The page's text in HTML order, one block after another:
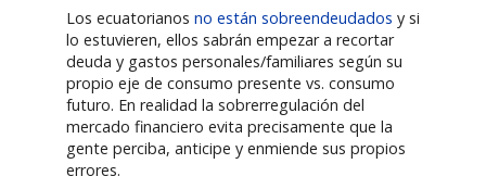
Los ecuatorianosno están sobreendeudados y si
lo estuvieren, ellos sabrán empezar a recortar
deuda y gastos personales/familiares según su
propio eje de consumo presente vs. consumo
futuro. En realidad la sobrerregulación del
mercado financiero evita precisamente que la
gente perciba, anticipe y enmiende sus propios
errores.